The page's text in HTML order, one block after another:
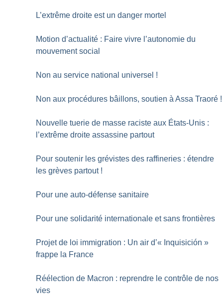
L’extrême droite est un danger mortel
Motion d’actualité : Faire vivre l’autonomie du
mouvement social
Non au service national universel !
Non aux procédures bâillons, soutien à Assa Traoré !
Nouvelle tuerie de masse raciste aux États-Unis :
l’extrême droite assassine partout
Pour soutenir les grévistes des raffineries : étendre
les grèves partout !
Pour une auto-défense sanitaire
Pour une solidarité internationale et sans frontières
Projet de loi immigration : Un air d’« Inquisición »
frappe la France
Réélection de Macron : reprendre le contrôle de nos
vies